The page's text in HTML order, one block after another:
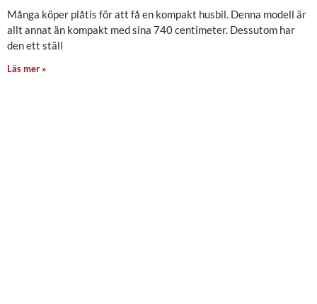
Många köper plåtis för att få en kompakt husbil. Denna modell är
allt annat än kompakt med sina 740 centimeter. Dessutom har
den ett ställ
Läs mer »